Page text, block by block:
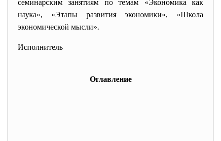
семинарским занятиям по темам «Экономика как
наука», «Этапы развития экономики», «Школа
экономической мысли».
Исполнитель
Оглавление